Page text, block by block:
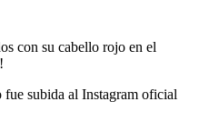
con su cabello rojo en el
subida al Instagram oficial